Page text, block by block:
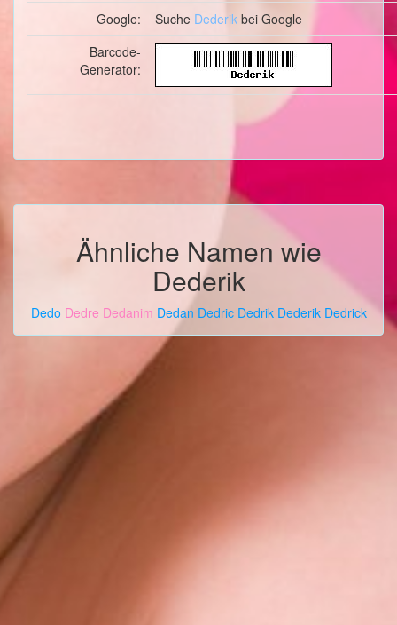
Google: Suche Dederik bei Google
Barcode-
Generator:
Ähnliche Namen wie
Dederik
Dedo Dedre Dedanim Dedan Dedric Dedrik Dederik Dedrick